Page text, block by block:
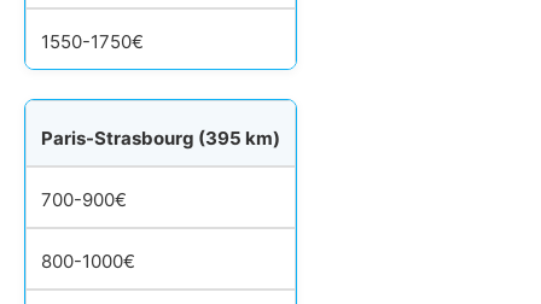
1550-1750€
Paris-Strasbourg (395 km)
700-900€
800-1000€